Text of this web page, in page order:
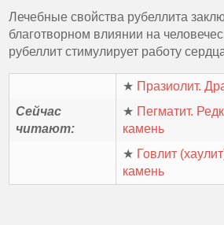
Лечебные свойства рубеллита
благотворном влиянии на
рубеллит стимулирует работу
★ Празиолит.
Сейчас
читают:
★ Пегматит.
камень
★ Говлит
камень